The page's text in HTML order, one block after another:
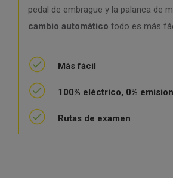
pedal de embrague y la palanca de
cambio automático todo es más
Más fácil
100% eléctrico, 0%
Rutas de examen